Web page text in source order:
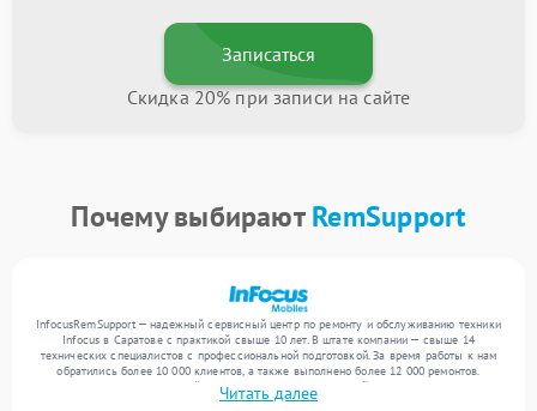
Записаться
Скидка 20% при записи на сайте
Почему выбираютRemSupport
InfocusRemSupport — надежный сервисный центр по ремонту и обслуживанию техники
Infocus в Саратове с практикой свыше 10 лет. В штате компании — свыше 14
технических специалистов с профессиональной подготовкой. За время работы к нам
обратились более 10 000 клиентов, а также выполнено более 12 000 ремонтов.
Ежемесячно в сервисный центр поступает от 300 устройств, включая , , . Мы
устраняем поломки любой сложности и гарантируем высокое качество обслуживания
Читать далее